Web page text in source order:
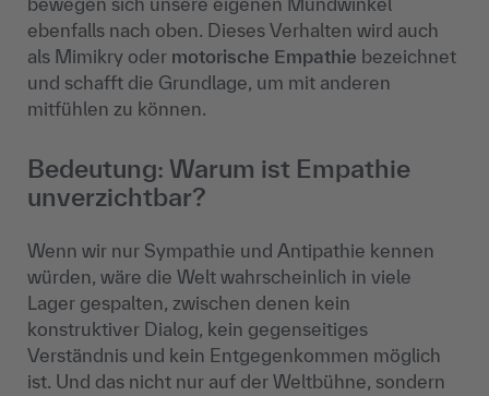
ebenfalls nach oben. Dieses Verhalten wird auch
als Mimikry oder motorische Empathie bezeichnet
und schafft die Grundlage, um mit anderen
mitfühlen zu können.
Bedeutung: Warum ist Empathie
unverzichtbar?
Wenn wir nur Sympathie und Antipathie kennen
würden, wäre die Welt wahrscheinlich in viele
Lager gespalten, zwischen denen kein
konstruktiver Dialog, kein gegenseitiges
Verständnis und kein Entgegenkommen möglich
ist. Und das nicht nur auf der Weltbühne, sondern